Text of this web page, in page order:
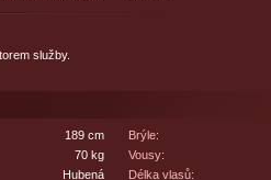
služby.
189 cm
70 kg
Hubená
Brýle:
Vousy:
Délka vlasů: